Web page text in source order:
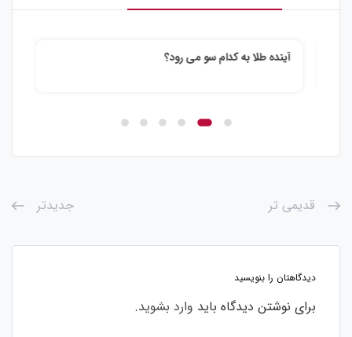
آینده طلا به کدام سو می رود؟
قدیمی تر جدیدتر
دیدگاهتان را بنویسید
برای نوشتن دیدگاه باید وارد بشوید.